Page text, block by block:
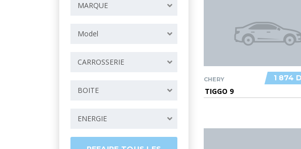
MARQUE
Model
CARROSSERIE
BOITE
ENERGIE
1 874
CHERY
TIGGO 9